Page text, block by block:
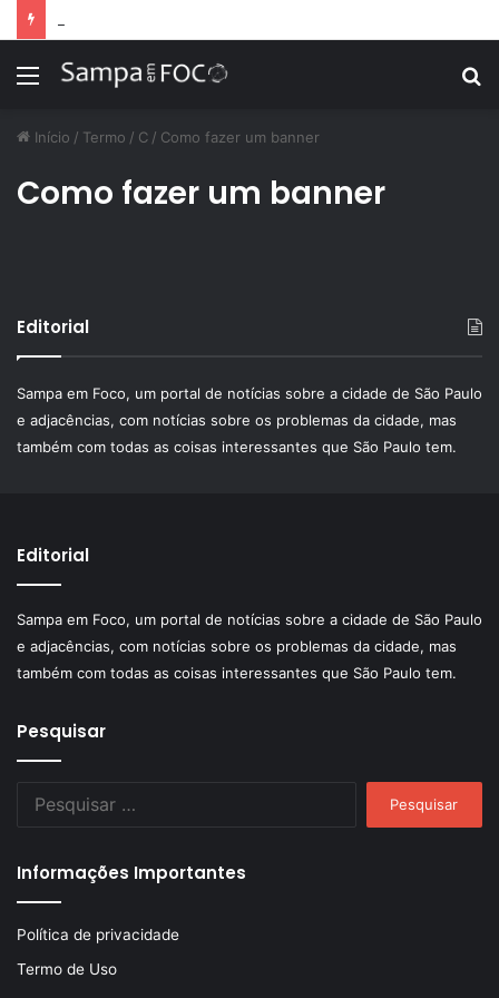
Menu
Início / Termo / C / Como fazer um banner
Como fazer um banner
Editorial
Sampa em Foco, um portal de notícias sobre a cidade de São Paulo
e adjacências, com notícias sobre os problemas da cidade, mas
também com todas as coisas interessantes que São Paulo tem.
Editorial
Sampa em Foco, um portal de notícias sobre a cidade de São Paulo
e adjacências, com notícias sobre os problemas da cidade, mas
também com todas as coisas interessantes que São Paulo tem.
Pesquisar
Informações Importantes
Política de privacidade
Termo de Uso